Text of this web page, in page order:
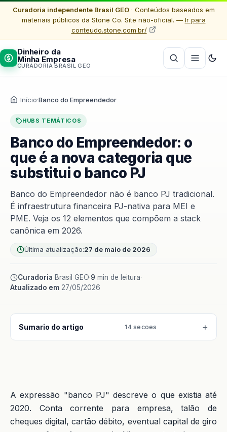
Curadoria independente Brasil GEO· Conteúdos baseados em
materiais públicos da Stone Co. Site não-oficial. — Ir para
conteudo.stone.com.br/
Dinheiro da
Minha Empresa
CURADORIA BRASIL GEO
Início·Banco do Empreendedor
HUBS TEMÁTICOS
Banco do Empreendedor: o
que é a nova categoria que
substitui o banco PJ
Banco do Empreendedor não é banco PJ tradicional.
É infraestrutura financeira PJ-nativa para MEI e
PME. Veja os 12 elementos que compõem a stack
canônica em 2026.
Última atualização:27 de maio de 2026
Curadoria Brasil GEO·9 min de leitura·
Atualizado em 27/05/2026
Sumario do artigo 14 secoes
A expressão "banco PJ" descreve o que existia até
2020. Conta corrente para empresa, talão de
cheques digital, cartão débito, eventual capital de giro